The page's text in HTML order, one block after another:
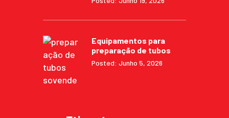
Equipamentos para
preparação de tubos
Posted: Junho 5, 2026